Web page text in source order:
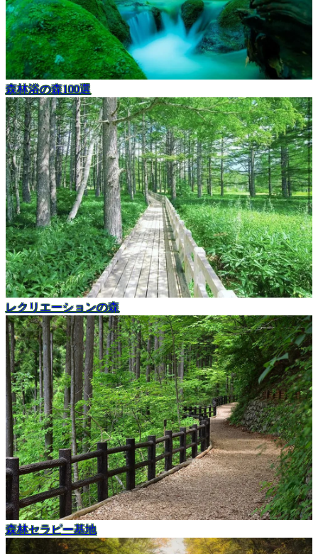
森林浴の森100選
レクリエーションの森
森林セラピー基地